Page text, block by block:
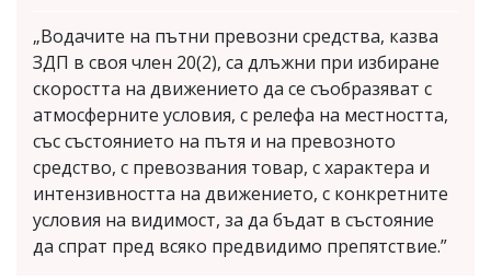
„Водачите на пътни превозни средства, казва
ЗДП в своя член 20(2), са длъжни при избиране
скоростта на движението да се съобразяват с
атмосферните условия, с релефа на местността,
със състоянието на пътя и на превозното
средство, с превозвания товар, с характера и
интензивността на движението, с конкретните
условия на видимост, за да бъдат в състояние
да спрат пред всяко предвидимо препятствие.”